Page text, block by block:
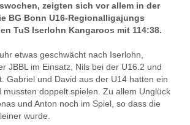
zeigten sich vor allem in der
BG Bonn U16-Regionalligajungs
TuS Iserlohn Kangaroos mit 114:38.
etwas geschwächt nach Iserlohn,
JBBL im Einsatz, Nils bei der U16.2 und
Gabriel und David aus der U14 hatten ein
mussten doppelt spielen. Zu allem Unglück
und Anton noch im Spiel, so dass die
wurde.